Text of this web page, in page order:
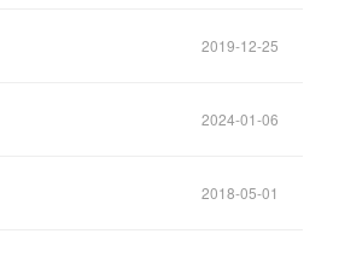
2019-12-25
2024-01-06
2018-05-01